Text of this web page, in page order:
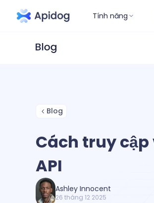
Tính năng
Blog
Cách truy
API
Ashley Innocent
26 tháng 12 2025